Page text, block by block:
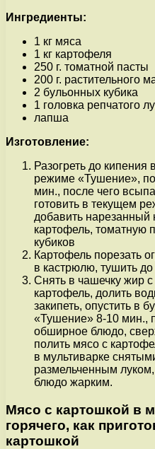
Ингредиенты:
1 кг мяса
1 кг картофеля
250 г. томатной пасты
200 г. растительного
2 бульонных кубика
1 головка репчатого
лапша
Изготовление:
Разогреть до
режиме «Тушение»,
мин., после чего
готовить в текущем
добавить нарезанный
картофель, томатную
кубиков
Картофель порезать
в кастрюлю, тушить
Снять в чашечку жир
картофель, долить
закипеть, опустить в
«Тушение» 8-10 мин.,
обширное блюдо,
полить мясо с
в мультиварке
размельченным
блюдо жарким.
Мясо с картошкой в
горячего, как
картошкой